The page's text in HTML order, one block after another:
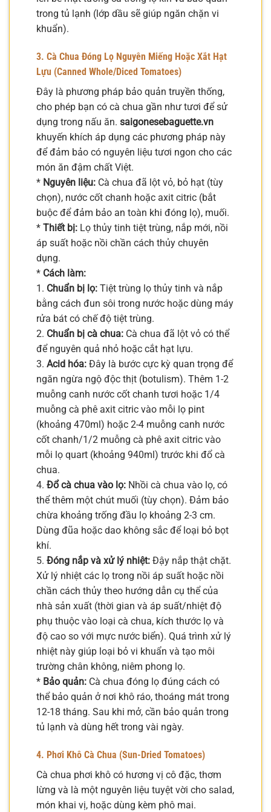
trong tủ lạnh (lớp dầu sẽ giúp ngăn chặn vi
khuẩn).
3. Cà Chua Đóng Lọ Nguyên Miếng Hoặc Xắt Hạt
Lựu (Canned Whole/Diced Tomatoes)
Đây là phương pháp bảo quản truyền thống,
cho phép bạn có cà chua gần như tươi để sử
dụng trong nấu ăn. saigonesebaguette.vn
khuyến khích áp dụng các phương pháp này
để đảm bảo có nguyên liệu tươi ngon cho các
món ăn đậm chất Việt.
* Nguyên liệu: Cà chua đã lột vỏ, bỏ hạt (tùy
chọn), nước cốt chanh hoặc axit citric (bắt
buộc để đảm bảo an toàn khi đóng lọ), muối.
* Thiết bị: Lọ thủy tinh tiệt trùng, nắp mới, nồi
áp suất hoặc nồi chần cách thủy chuyên
dụng.
* Cách làm:
1. Chuẩn bị lọ: Tiệt trùng lọ thủy tinh và nắp
bằng cách đun sôi trong nước hoặc dùng máy
rửa bát có chế độ tiệt trùng.
2. Chuẩn bị cà chua: Cà chua đã lột vỏ có thể
để nguyên quả nhỏ hoặc cắt hạt lựu.
3. Acid hóa: Đây là bước cực kỳ quan trọng để
ngăn ngừa ngộ độc thịt (botulism). Thêm 1-2
muỗng canh nước cốt chanh tươi hoặc 1/4
muỗng cà phê axit citric vào mỗi lọ pint
(khoảng 470ml) hoặc 2-4 muỗng canh nước
cốt chanh/1/2 muỗng cà phê axit citric vào
mỗi lọ quart (khoảng 940ml) trước khi đổ cà
chua.
4. Đổ cà chua vào lọ: Nhồi cà chua vào lọ, có
thể thêm một chút muối (tùy chọn). Đảm bảo
chừa khoảng trống đầu lọ khoảng 2-3 cm.
Dùng đũa hoặc dao không sắc để loại bỏ bọt
khí.
5. Đóng nắp và xử lý nhiệt: Đậy nắp thật chặt.
Xử lý nhiệt các lọ trong nồi áp suất hoặc nồi
chần cách thủy theo hướng dẫn cụ thể của
nhà sản xuất (thời gian và áp suất/nhiệt độ
phụ thuộc vào loại cà chua, kích thước lọ và
độ cao so với mực nước biển). Quá trình xử lý
nhiệt này giúp loại bỏ vi khuẩn và tạo môi
trường chân không, niêm phong lọ.
* Bảo quản: Cà chua đóng lọ đúng cách có
thể bảo quản ở nơi khô ráo, thoáng mát trong
12-18 tháng. Sau khi mở, cần bảo quản trong
tủ lạnh và dùng hết trong vài ngày.
4. Phơi Khô Cà Chua (Sun-Dried Tomatoes)
Cà chua phơi khô có hương vị cô đặc, thơm
lừng và là một nguyên liệu tuyệt vời cho salad,
món khai vị, hoặc dùng kèm phô mai.